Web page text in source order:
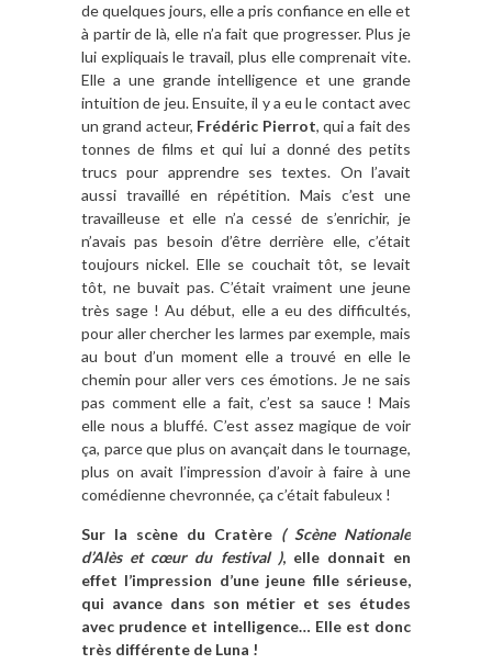
de quelques jours, elle a pris confiance en elle et
à partir de là, elle n’a fait que progresser. Plus je
lui expliquais le travail, plus elle comprenait vite.
Elle a une grande intelligence et une grande
intuition de jeu. Ensuite, il y a eu le contact avec
un grand acteur, Frédéric Pierrot, qui a fait des
tonnes de films et qui lui a donné des petits
trucs pour apprendre ses textes. On l’avait
aussi travaillé en répétition. Mais c’est une
travailleuse et elle n’a cessé de s’enrichir, je
n’avais pas besoin d’être derrière elle, c’était
toujours nickel. Elle se couchait tôt, se levait
tôt, ne buvait pas. C’était vraiment une jeune
très sage ! Au début, elle a eu des difficultés,
pour aller chercher les larmes par exemple, mais
au bout d’un moment elle a trouvé en elle le
chemin pour aller vers ces émotions. Je ne sais
pas comment elle a fait, c’est sa sauce ! Mais
elle nous a bluffé. C’est assez magique de voir
ça, parce que plus on avançait dans le tournage,
plus on avait l’impression d’avoir à faire à une
comédienne chevronnée, ça c’était fabuleux !
Sur la scène du Cratère ( Scène Nationale
d’Alès et cœur du festival ), elle donnait en
effet l’impression d’une jeune fille sérieuse,
qui avance dans son métier et ses études
avec prudence et intelligence… Elle est donc
très différente de Luna !